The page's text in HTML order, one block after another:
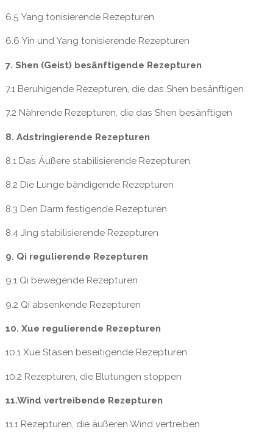
6.5 Yang tonisierende Rezepturen
6.6 Yin und Yang tonisierende Rezepturen
7. Shen (Geist) besänftigende Rezepturen
7.1 Beruhigende Rezepturen, die das Shen besänftigen
7.2 Nährende Rezepturen, die das Shen besänftigen
8. Adstringierende Rezepturen
8.1 Das Äußere stabilisierende Rezepturen
8.2 Die Lunge bändigende Rezepturen
8.3 Den Darm festigende Rezepturen
8.4 Jing stabilisierende Rezepturen
9. Qi regulierende Rezepturen
9.1 Qi bewegende Rezepturen
9.2 Qi absenkende Rezepturen
10. Xue regulierende Rezepturen
10.1 Xue Stasen beseitigende Rezepturen
10.2 Rezepturen, die Blutungen stoppen
11.Wind vertreibende Rezepturen
11.1 Rezepturen, die äußeren Wind vertreiben